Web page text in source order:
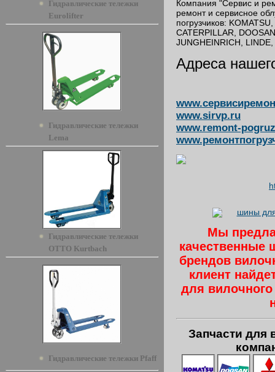
Гидравлические тележки
Eurolifter
Гидравлические тележки
Lema
Гидравлические тележки
OTTO Kurtbach
Гидравлические тележки Pfaff
Компания "Сервис и
ремонт и сервисное
погрузчиков:
CATERPILLAR,
JUNGHEINRICH,
Адреса
www.sirvp.ru
www.remont-
Мы
качественные
брендов
клиент
для
Запчасти для